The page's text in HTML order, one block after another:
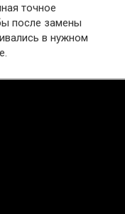
точное
после замены
в нужном